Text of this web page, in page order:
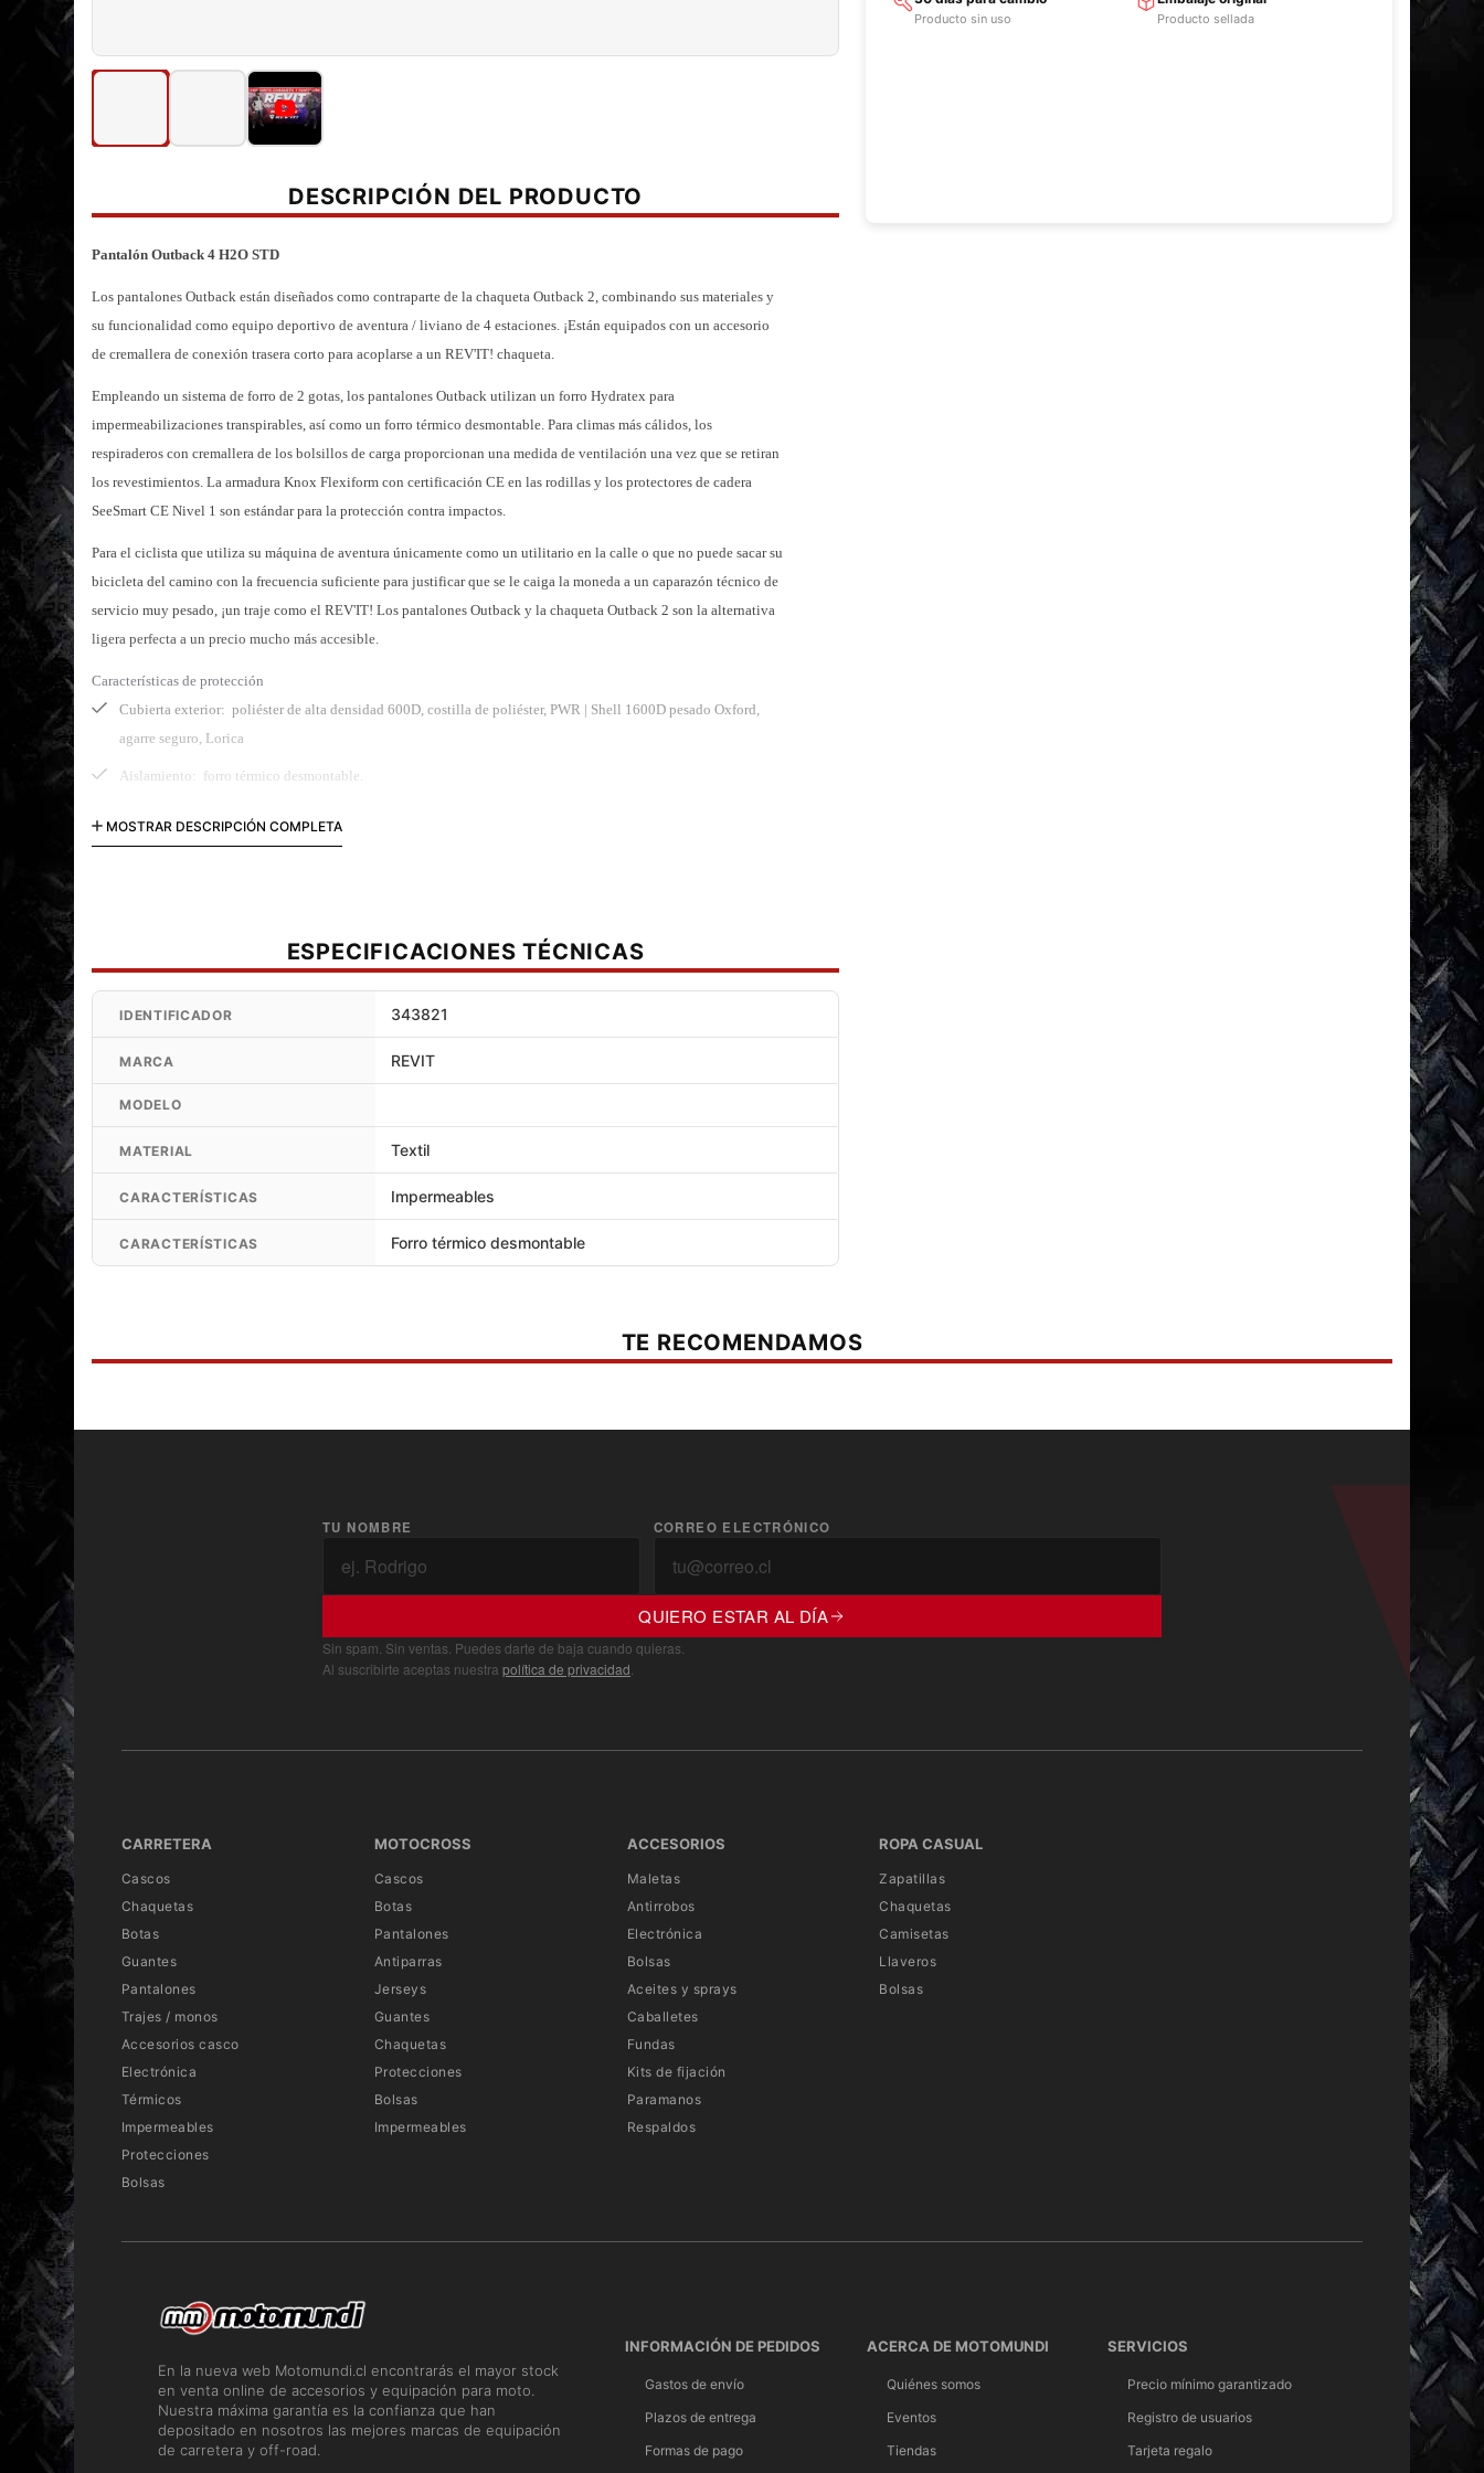
DESCRIPCIÓN DEL PRODUCTO
Pantalón Outback 4 H2O STD
Los pantalones Outback están diseñados como contraparte de la chaqueta Outback 2, combinando sus materiales y
su funcionalidad como equipo deportivo de aventura / liviano de 4 estaciones. ¡Están equipados con un accesorio
de cremallera de conexión trasera corto para acoplarse a un REV'IT!chaqueta.
Empleando un sistema de forro de 2 gotas, los pantalones Outback utilizan un forro Hydratex para
impermeabilizaciones transpirables, así como un forro térmico desmontable.Para climas más cálidos, los
respiraderos con cremallera de los bolsillos de carga proporcionan una medida de ventilación una vez que se retiran
los revestimientos.La armadura Knox Flexiform con certificación CE en las rodillas y los protectores de cadera
SeeSmart CE Nivel 1 son estándar para la protección contra impactos.
Para el ciclista que utiliza su máquina de aventura únicamente como un utilitario en la calle o que no puede sacar su
bicicleta del camino con la frecuencia suficiente para justificar que se le caiga la moneda a un caparazón técnico de
servicio muy pesado, ¡un traje como el REV'IT!Los pantalones Outback y la chaqueta Outback 2 son la alternativa
ligera perfecta a un precio mucho más accesible.
Características de protección
Cubierta exterior: poliéster de alta densidad 600D, costilla de poliéster, PWR | Shell 1600D pesado Oxford,
agarre seguro, Lorica
Aislamiento: forro térmico desmontable.
Transpirabilidad:hydratex desmontable |
100% poliéster.
Cáscara externa 3:100% poliamida.
Forro térmico: 100% poliéster (aislamiento 100% poliéster).
Membrana:
Protección: protección
Knox Flexiform CE en las rodillas, inserto de protector de cadera SeeSmart CE nivel 1
tipo B (RV33)
Reflexión laminada en las pantorrillas.
Características ergonómicas:
MOSTRAR DESCRIPCIÓN COMPLETA
ESPECIFICACIONES TÉCNICAS
IDENTIFICADOR 343821
MARCA REVIT
MODELO
MATERIAL Textil
CARACTERÍSTICAS Impermeables
CARACTERÍSTICAS Forro térmico desmontable
Producto sin uso Producto sellada
TE RECOMENDAMOS
TU NOMBRE CORREO ELECTRÓNICO
QUIERO ESTAR AL DÍA
Sin spam. Sin ventas. Puedes darte de baja cuando quieras.
Al suscribirte aceptas nuestra política de privacidad
CARRETERA
Cascos
Chaquetas
Botas
Guantes
Pantalones
Trajes / monos
Accesorios casco
Electrónica
Térmicos
Impermeables
Protecciones
Bolsas
MOTOCROSS
Cascos
Botas
Pantalones
Antiparras
Jerseys
Guantes
Chaquetas
Protecciones
Bolsas
Impermeables
ACCESORIOS
Maletas
Antirrobos
Electrónica
Bolsas
Aceites y sprays
Caballetes
Fundas
Kits de fijación
Paramanos
Respaldos
ROPA CASUAL
Zapatillas
Chaquetas
Camisetas
Llaveros
Bolsas
En la nueva web Motomundi.cl encontrarás el mayor stock
en venta online de accesorios y equipación para moto.
Nuestra máxima garantía es la confianza que han
depositado en nosotros las mejores marcas de equipación
de carretera y off-road.
INFORMACIÓN DE PEDIDOS
Gastos de envío
Plazos de entrega
Formas de pago
ACERCA DE MOTOMUNDI
Quiénes somos
Eventos
Tiendas
SERVICIOS
Precio mínimo garantizado
Registro de usuarios
Tarjeta regalo